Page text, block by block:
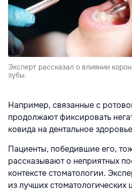
Эксперт рассказал о влиянии
зубы.
Например, связанные с
продолжают фиксировать
ковида на дентальное
Пациенты, победившие его,
рассказывают о неприятных
контексте стоматологии.
из лучших стоматологических